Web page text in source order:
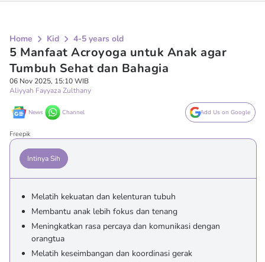
Home Kid 4-5 years old
5 Manfaat Acroyoga untuk Anak agar
Tumbuh Sehat dan Bahagia
06 Nov 2025, 15:10 WIB
Aliyyah Fayyaza Zulthany
News Channel Add Us on Google
Freepik
Intinya Sih
Melatih kekuatan dan kelenturan tubuh
Membantu anak lebih fokus dan tenang
Meningkatkan rasa percaya dan komunikasi dengan
orangtua
Melatih keseimbangan dan koordinasi gerak